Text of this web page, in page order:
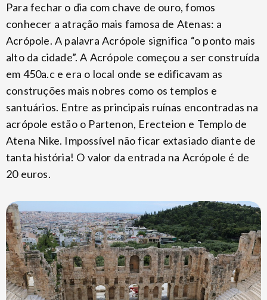
Para fechar o dia com chave de ouro, fomos
conhecer a atração mais famosa de Atenas: a
Acrópole. A palavra Acrópole significa “o ponto mais
alto da cidade”. A Acrópole começou a ser construída
em 450a.c e era o local onde se edificavam as
construções mais nobres como os templos e
santuários. Entre as principais ruínas encontradas na
acrópole estão o Partenon, Erecteion e Templo de
Atena Nike. Impossível não ficar extasiado diante de
tanta história! O valor da entrada na Acrópole é de
20 euros.